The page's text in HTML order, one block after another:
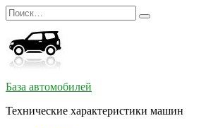
Перейти
к
содержанию
Search
for:
База автомобилей
Технические характеристики машин